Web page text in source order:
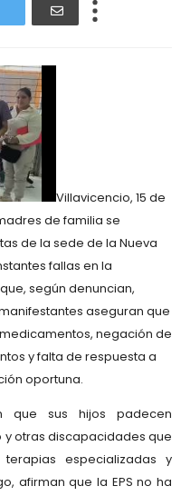
Villavicencio, 15 de
de familia se
de la sede de la Nueva
fallas en la
que, según denuncian,
aseguran que
negación de
y falta de respuesta a
oportuna.
que sus hijos padecen
otras discapacidades que
terapias especializadas y
afirman que la EPS no ha